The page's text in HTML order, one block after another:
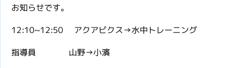
お知らせです。
12:10~12:50 アクアビクス→水中トレーニング
指導員 山野→小濱